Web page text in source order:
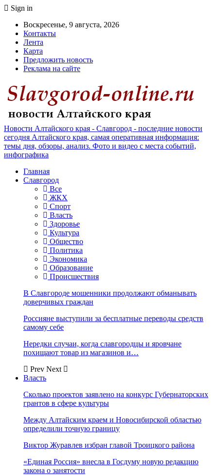
Sign in
Воскресенье, 9 августа, 2026
Контакты
Лента
Карта
Предложить новость
Реклама на сайте
Новости Алтайского края - Славгород - последние новости
сегодня Алтайского края, самая оперативная информация:
темы дня, обзоры, анализ. Фото и видео с места событий,
инфографика
Главная
Славгород
Все
ЖКХ
Спорт
Власть
Здоровье
Культура
Общество
Политика
Экономика
Образование
Происшествия
В Славгороде мошенники продолжают обманывать
доверчивых граждан
Россияне выступили за бесплатные переводы средств
самому себе
Нередки случаи, когда славгородцы и яровчане
похищают товар из магазинов и…
Prev Next
Власть
Сколько проектов заявлено на конкурс Губернаторских
грантов в сфере культуры
Между Алтайским краем и Новосибирской областью
определили точную границу
Виктор Журавлев избран главой Троицкого района
«Единая Россия» внесла в Госдуму новую редакцию
закона о занятости